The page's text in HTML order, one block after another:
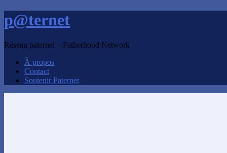
p@ternet
Réseau paternel – Fatherhood Network
À propos
Contact
Soutenir Paternet